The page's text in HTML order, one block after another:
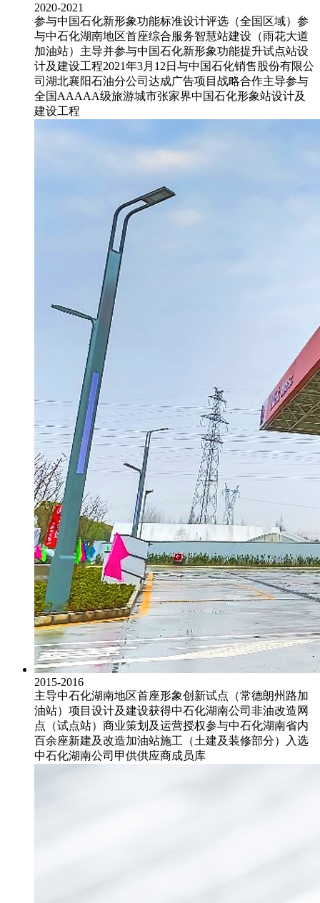
2020-2021
参与中国石化新形象功能标准设计评选（全国区域） 参
与中石化湖南地区首座综合服务智慧站建设（雨花大道
加油站） 主导并参与中国石化新形象功能提升试点站设
计及建设工程2021年3月12日与中国石化销售股份有限公
司湖北襄阳石油分公司达成广告项目战略合作主导参与
全国AAAAA级旅游城市张家界中国石化形象站设计及
建设工程
2015-2016
主导中石化湖南地区首座形象创新试点（常德朗州路加
油站）项目设计及建设获得中石化湖南公司非油改造网
点（试点站）商业策划及运营授权参与中石化湖南省内
百余座新建及改造加油站施工（土建及装修部分）
入选
中石化湖南公司甲供供应商成员库